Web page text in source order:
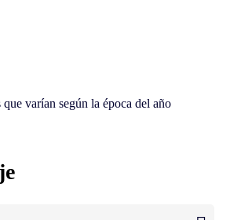
varían según la época del año